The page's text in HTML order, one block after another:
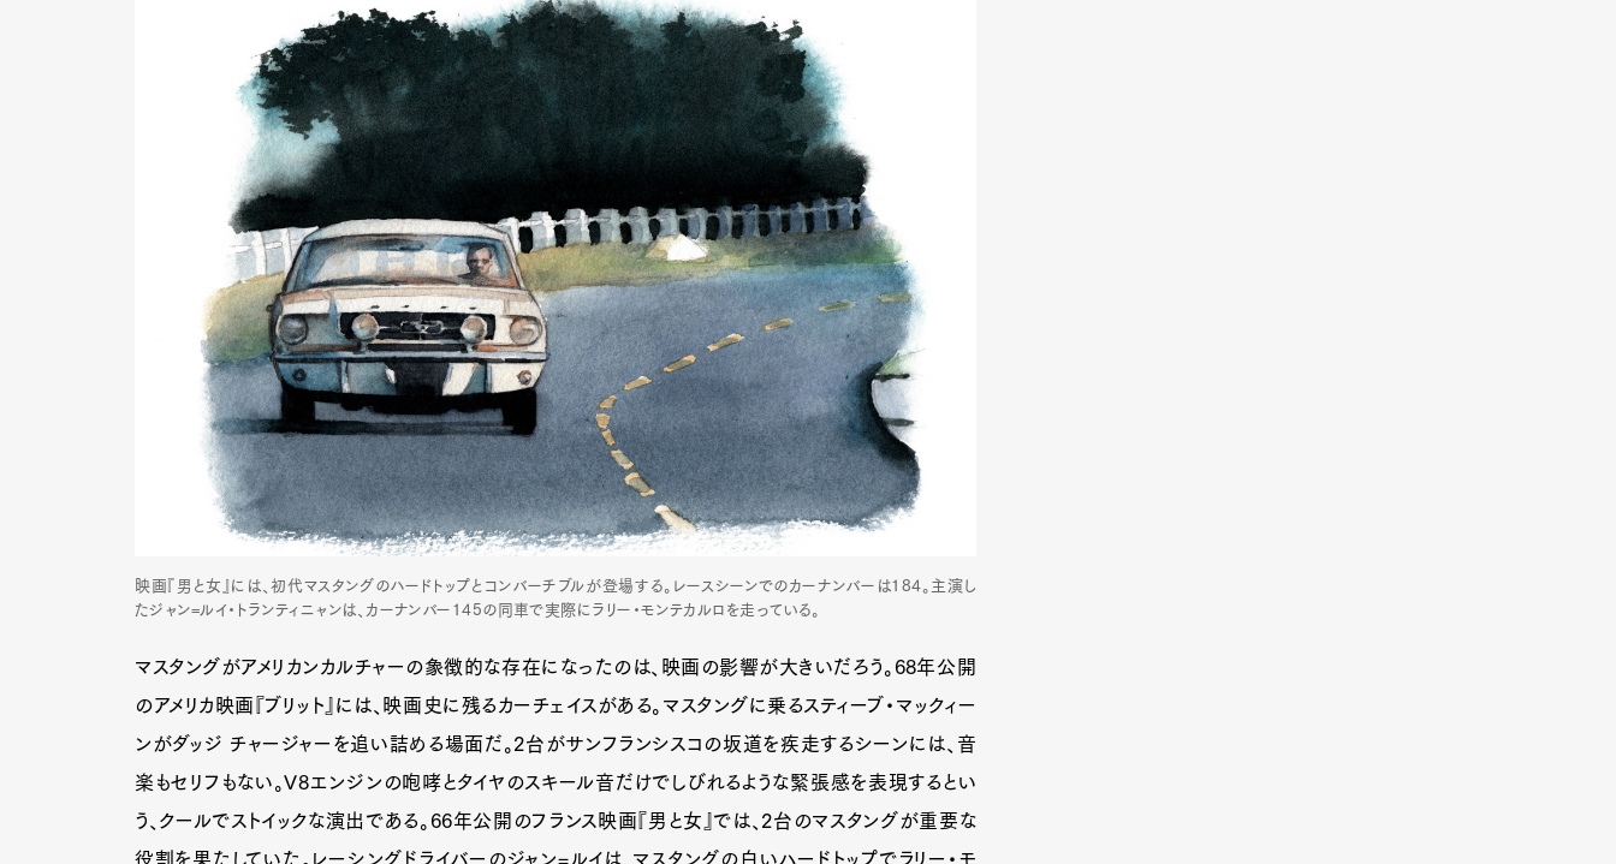
Pen Membership Magazine Official Columnist
Pen Meet Pen international Pen tw
映画『男と女』には、初代マスタングのハードトップとコンバーチブルが登場する。レースシーンでのカーナンバーは184。主演し
たジャン=ルイ・トランティニャンは、カーナンバー145の同車で実際にラリー・モンテカルロを走っている。
マスタングがアメリカンカルチャーの象徴的な存在になったのは、映画の影響が大きいだろう。68年公開
のアメリカ映画『ブリット』には、映画史に残るカーチェイスがある。マスタングに乗るスティーブ・マックィー
ンがダッジ チャージャーを追い詰める場面だ。2台がサンフランシスコの坂道を疾走するシーンには、音
楽もセリフもない。V8エンジンの咆哮とタイヤのスキール音だけでしびれるような緊張感を表現するとい
う、クールでストイックな演出である。66年公開のフランス映画『男と女』では、2台のマスタングが重要な
役割を果たしていた。レーシングドライバーのジャン=ルイは、マスタングの白いハードトップでラリー・モ